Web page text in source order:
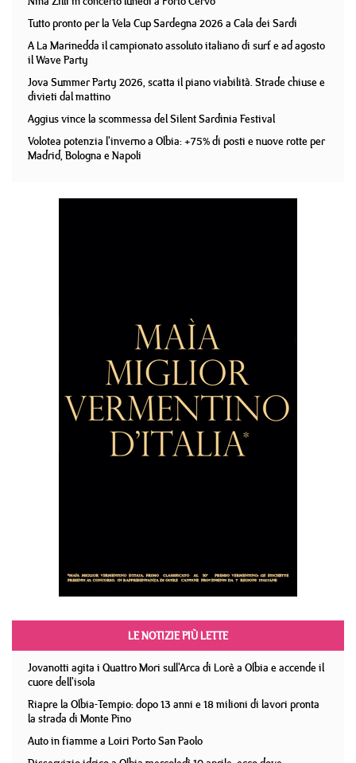
Tutto pronto per la Vela Cup Sardegna 2026 a Cala dei Sardi
A La Marinedda il campionato assoluto italiano di surf e ad agosto
il Wave Party
Jova Summer Party 2026, scatta il piano viabilità. Strade chiuse e
divieti dal mattino
Aggius vince la scommessa del Silent Sardinia Festival
Volotea potenzia l'inverno a Olbia: +75% di posti e nuove rotte per
Madrid, Bologna e Napoli
LE NOTIZIE PIÙ LETTE
Jovanotti agita i Quattro Mori sull'Arca di Lorè a Olbia e accende il
cuore dell'isola
Riapre la Olbia-Tempio: dopo 13 anni e 18 milioni di lavori pronta
la strada di Monte Pino
Auto in fiamme a Loiri Porto San Paolo